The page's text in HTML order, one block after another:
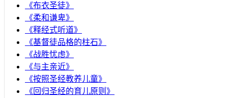
《布衣圣徒》
《柔和谦卑》
《释经式听道》
《基督徒品格的柱石》
《战胜忧虑》
《与主亲近》
《按照圣经教养儿童》
《回归圣经的育儿原则》